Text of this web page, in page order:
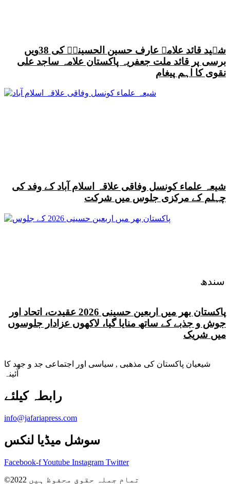
سندھ
شہید قائد علامہ عارف حسین الحسینیؒ کی 38ویں
برسی پر قائد ملت جعفریہ پاکستان علامہ ساجد علی
نقوی کا اہم پیغام
شیعہ علماء کونسل وفاقی علاقہ اسلام آباد کے وفد کی
چہلم کے مرکزی جلوس میں شرکت
پاکستان بھر میں اربعین حسینی 2026 عقیدت، اتحاد اور
جوش و جذبے کے ساتھ منایا گیا، لاکھوں عزادار جلوسوں
میں شریک
شیعیان پاکستان کی مذهبی , سیاسی اور اجتماعی جد و جهد کا
آئینہ
info@jafariapress.com​
سوشل میڈیا لنکس
Facebook-fYoutube Instagram Twitter
©2022 تمام جملہ حقوق محفوظ ہیں